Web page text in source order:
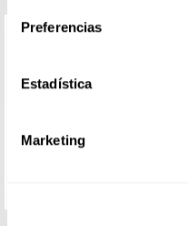
Preferencias
Estadística
Marketing